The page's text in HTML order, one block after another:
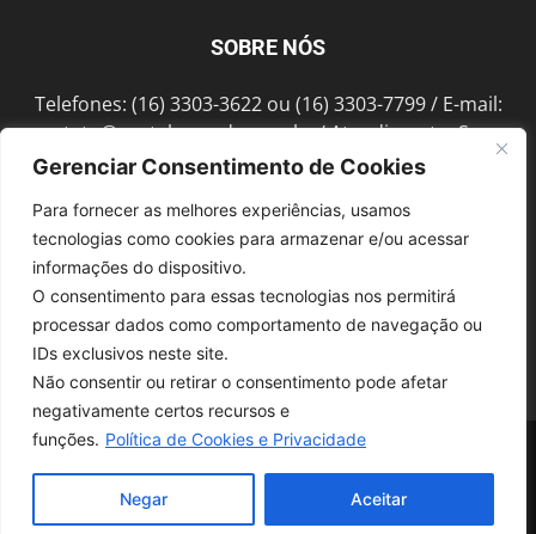
Gerenciar Consentimento de Cookies
Para fornecer as melhores experiências, usamos
tecnologias como cookies para armazenar e/ou acessar
informações do dispositivo.
O consentimento para essas tecnologias nos permitirá
processar dados como comportamento de navegação ou
IDs exclusivos neste site.
Não consentir ou retirar o consentimento pode afetar
negativamente certos recursos e
funções. Política de Cookies e Privacidade
Negar Aceitar
SOBRE NÓS
Telefones: (16) 3303-3622 ou (16) 3303-7799 / E-mail:
contato@portalmorada.com.br/ Atendimento: Seg a
Sex das 8h às 18h / Endereço: Av. Bento de Abreu, 889
SIGA-NOS
© 1997-2022, GRUPO ROBERTO MONTORO É proibida a reprodução do
conteúdo em qualquer meio de comunicação, eletrônico ou impresso,
Desenvolvido pelaSoloWeb.com.br